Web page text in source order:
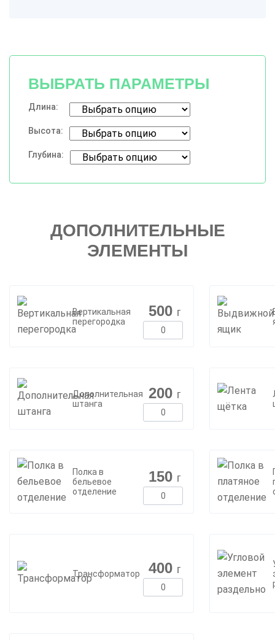
ВЫБРАТЬ ПАРАМЕТРЫ
Длина:
Высота:
Глубина:
ДОПОЛНИТЕЛЬНЫЕ
ЭЛЕМЕНТЫ
Вертикальная
перегородка
500 г
Дополнительная
штанга
200 г
Полка в
бельевое
отделение
150 г
Трансформатор 400 г